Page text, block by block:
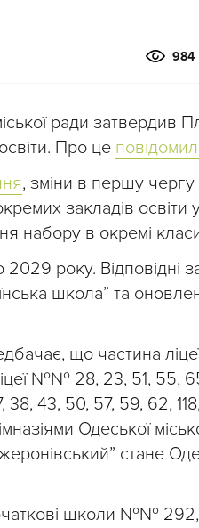
984
ради затвердив
Про це
, зміни в першу
закладів освіти у
набору в окремі
року. Відповідні
школа” та
що частина
№№ 28, 23, 51, 55,
38, 43, 50, 57, 59, 62,
Одеської
стане
школи №№